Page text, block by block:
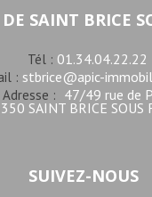
SAINT BRICE
Tél : 01.34.04.22.22
: stbrice@apic-
Adresse : 47/49 rue de
SAINT BRICE SOUS
SUIVEZ-NOUS